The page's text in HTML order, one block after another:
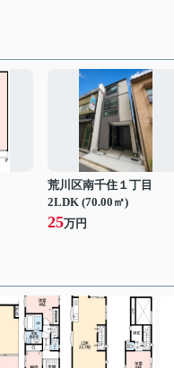
荒川区南千住１丁目
2LDK (70.00㎡)
25万円